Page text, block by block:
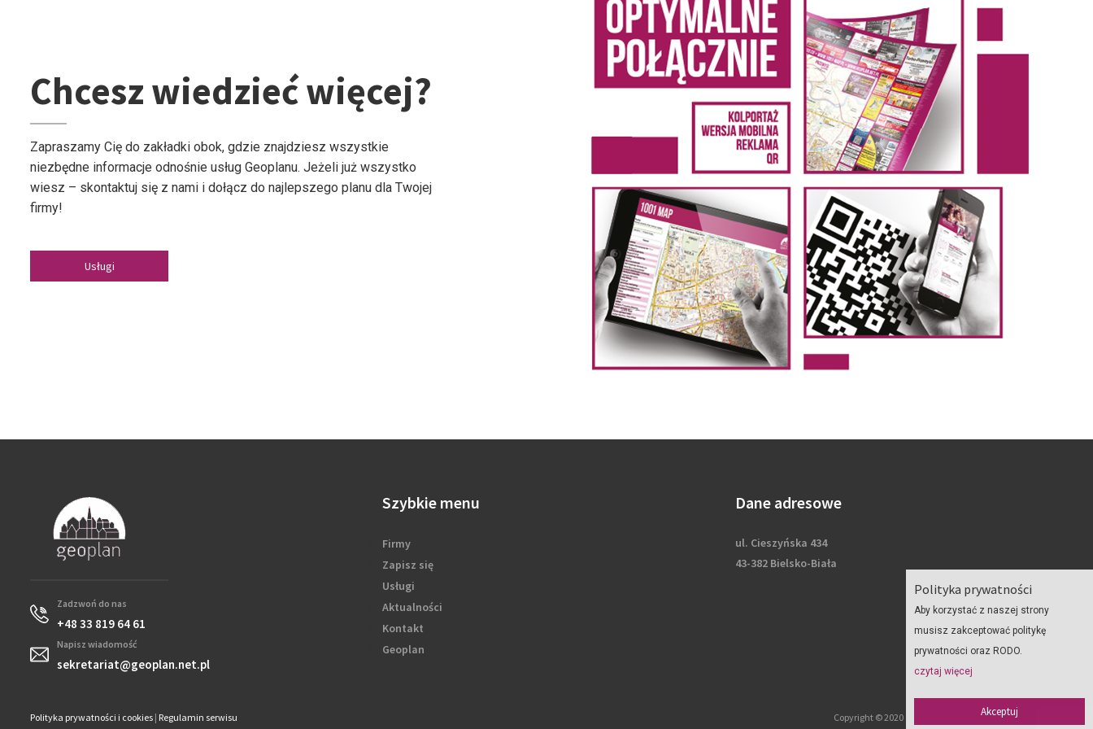
Polityka prywatności
Aby korzystać z naszej strony
musisz zakceptować politykę
prywatności oraz RODO.
czytaj więcej
Akceptuj
Chcesz wiedzieć więcej?
Zapraszamy Cię do zakładki obok, gdzie znajdziesz wszystkie
niezbędne informacje odnośnie usług Geoplanu. Jeżeli już wszystko
wiesz – skontaktuj się z nami i dołącz do najlepszego planu dla Twojej
firmy!
Usługi
Zadzwoń do nas
+48 33 819 64 61
Napisz wiadomość
sekretariat@geoplan.net.pl
Szybkie menu
Firmy
Zapisz się
Usługi
Aktualności
Kontakt
Geoplan
Dane adresowe
ul. Cieszyńska 434
43-382 Bielsko-Biała
Polityka prywatności i cookies | Regulamin serwisu Copyright © 2020 Geoplan - wszelkie prawa zastrzeżone